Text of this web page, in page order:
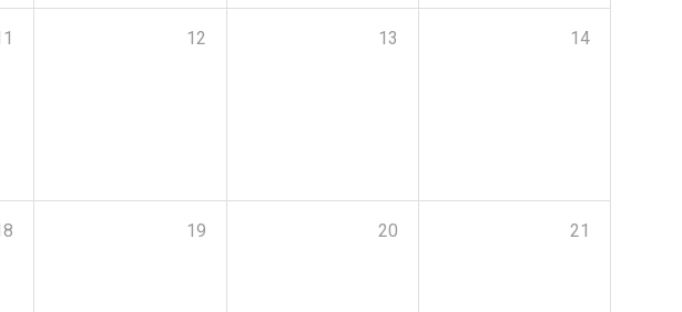
12 13 14
19 20 21